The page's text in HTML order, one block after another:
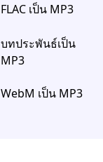
FLAC เป็น MP3
บทประพันธ์เป็น
MP3
WebM เป็น MP3